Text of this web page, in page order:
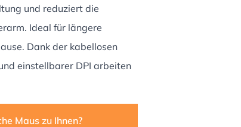
und reduziert die
Ideal für längere
Dank der kabellosen
einstellbarer DPI arbeiten
Maus zu Ihnen?